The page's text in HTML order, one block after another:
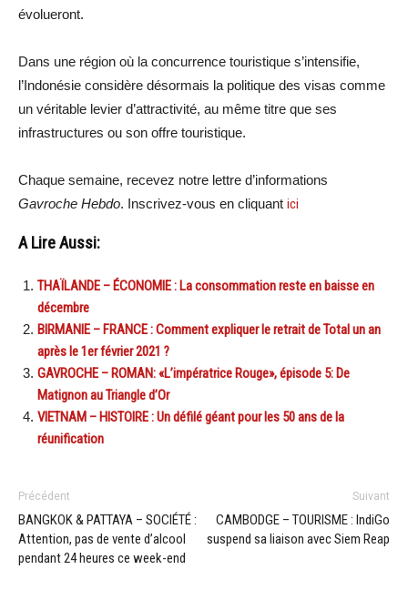
évolueront.
Dans une région où la concurrence touristique s’intensifie,
l’Indonésie considère désormais la politique des visas comme
un véritable levier d’attractivité, au même titre que ses
infrastructures ou son offre touristique.
Chaque semaine, recevez notre lettre d’informations
Gavroche Hebdo. Inscrivez-vous en cliquant ici
A Lire Aussi:
THAÏLANDE – ÉCONOMIE : La consommation reste en baisse en
décembre
BIRMANIE – FRANCE : Comment expliquer le retrait de Total un an
après le 1er février 2021 ?
GAVROCHE – ROMAN: «L’impératrice Rouge», épisode 5: De
Matignon au Triangle d’Or
VIETNAM – HISTOIRE : Un défilé géant pour les 50 ans de la
réunification
Précédent
BANGKOK & PATTAYA – SOCIÉTÉ :
Attention, pas de vente d’alcool
pendant 24 heures ce week-end
Suivant
CAMBODGE – TOURISME : IndiGo
suspend sa liaison avec Siem Reap